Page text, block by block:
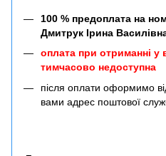
100 % предоплата на
Дмитрук Ірина
оплата при отриманні у
тимчасово недоступна
після оплати оформимо
вами адрес поштової